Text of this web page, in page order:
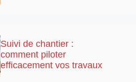
Suivi de chantier :
comment piloter
efficacement vos travaux